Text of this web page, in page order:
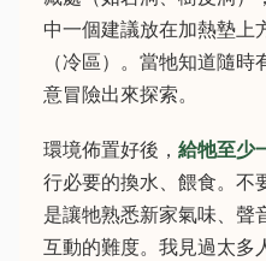
中一個建議放在加熱墊上
（冷區）。當牠知道隨
意冒險出來探索。
環境佈置好後， 給牠至少
行必要的換水、餵食。不
是讓牠熟悉新家氣味、聲
互動的難度。我見過太多